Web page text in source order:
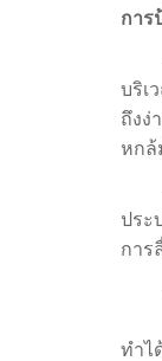
การ
- ก
บริเ
ถึงง่
หกล้
- เ
ประ
การ
- วิ
1.
ทำไ